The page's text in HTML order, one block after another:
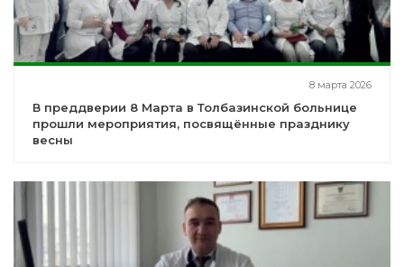
8 марта 2026
В преддверии 8 Марта в Толбазинской больнице
прошли мероприятия, посвящённые празднику
весны